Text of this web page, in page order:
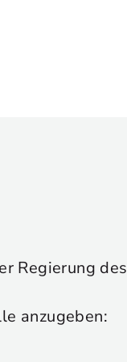
Regierung des
anzugeben: